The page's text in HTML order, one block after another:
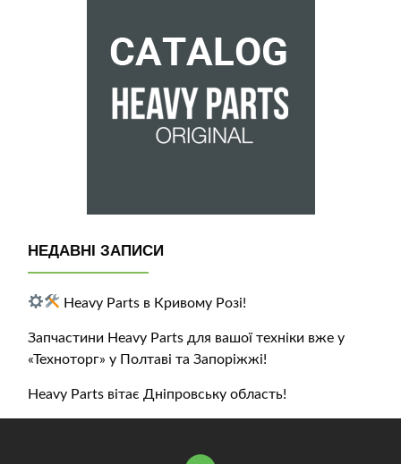
НЕДАВНІ ЗАПИСИ
Heavy Parts в Кривому Розі!
Запчастини Heavy Parts для вашої техніки вже у
«Техноторг» у Полтаві та Запоріжжі!
Heavy Parts вітає Дніпровську область!